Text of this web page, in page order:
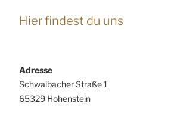
Hier findest du uns
Adresse
Schwalbacher Straße 1
65329 Hohenstein